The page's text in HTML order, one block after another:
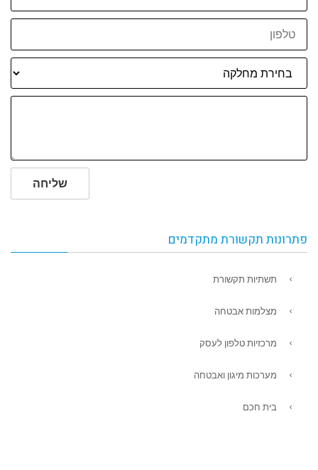
טלפון
שליחה
פתרונות תקשורת מתקדמים
תשתיות תקשורת
מצלמות אבטחה
מרכזיות טלפון לעסק
מערכות מיגון ואבטחה
בית חכם